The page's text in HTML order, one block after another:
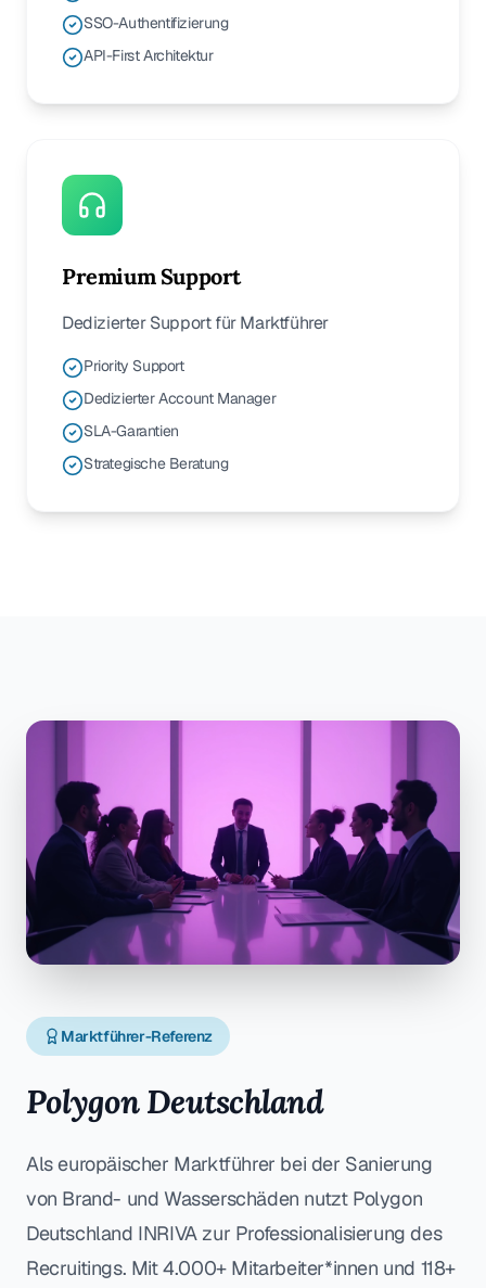
SSO-Authentifizierung
API-First Architektur
Premium Support
Dedizierter Support für Marktführer
Priority Support
Dedizierter Account Manager
SLA-Garantien
Strategische Beratung
Marktführer-Referenz
Polygon Deutschland
Als europäischer Marktführer bei der Sanierung
von Brand- und Wasserschäden nutzt Polygon
Deutschland INRIVA zur Professionalisierung des
Recruitings. Mit 4.000+ Mitarbeiter*innen und 118+